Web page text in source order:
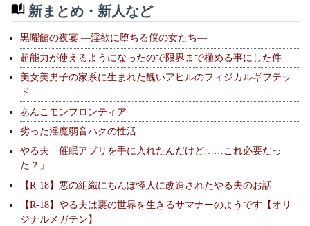
新まとめ・新人など
黒曜館の夜宴 —淫欲に堕ちる僕の女たち—
超能力が使えるようになったので限界まで極める事にした件
美女美男子の家系に生まれた醜いアヒルのフィジカルギフテッ
ド
あんこモンフロンティア
劣った淫魔弱音ハクの性活
やる夫「催眠アプリを手に入れたんだけど……これ必要だっ
た？」
【R-18】悪の組織にちんぽ怪人に改造されたやる夫のお話
【R-18】やる夫は裏の世界を生きるサマナーのようです【オリ
ジナルメガテン】